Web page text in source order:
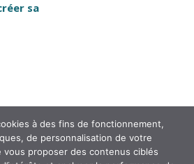
sa
à des fins de fonctionnement,
de personnalisation de votre
vous proposer des contenus ciblés